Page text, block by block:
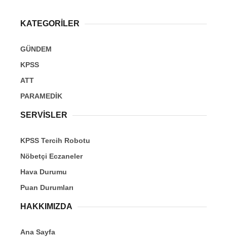
KATEGORİLER
GÜNDEM
KPSS
ATT
PARAMEDİK
SERVİSLER
KPSS Tercih Robotu
Nöbetçi Eczaneler
Hava Durumu
Puan Durumları
HAKKIMIZDA
Ana Sayfa